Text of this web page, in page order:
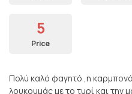
5
Price
Πολύ καλό φαγητό ,η
λουκουμάς με το τυρί και την